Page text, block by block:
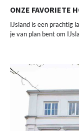
ONZE FAVORIETE
IJsland is een prachtig
je van plan bent om